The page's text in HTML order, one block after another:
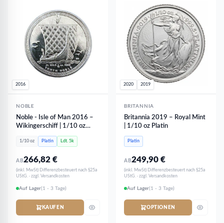
2016
NOBLE
Noble - Isle of Man 2016 –
Wikingerschiff | 1/10 oz
1/10 oz Platin Ldt. 5k
AB266,82€
(inkl. MwSt) Differenzbesteuert nach §25a
UStG. · zzgl. Versandkosten
Auf Lager(1 - 3 Tage)
KAUFEN
2020 2019
BRITANNIA
Britannia 2019 – Royal Mint
| 1/10 oz Platin
Platin
AB249,90€
(inkl. MwSt) Differenzbesteuert nach §25a
UStG. · zzgl. Versandkosten
Auf Lager(1 - 3 Tage)
OPTIONEN